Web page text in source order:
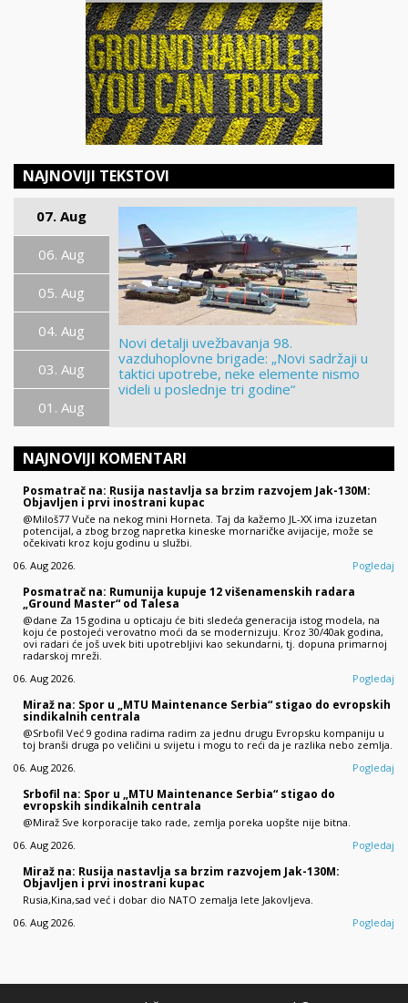
NAJNOVIJI TEKSTOVI
07. Aug
06. Aug
05. Aug
04. Aug
03. Aug
01. Aug
Novi detalji uvežbavanja 98.
vazduhoplovne brigade: „Novi sadržaji u
taktici upotrebe, neke elemente nismo
videli u poslednje tri godine“
NAJNOVIJI KOMENTARI
Posmatrač na: Rusija nastavlja sa brzim razvojem Jak-130M:
Objavljen i prvi inostrani kupac
@Miloš77 Vuče na nekog mini Horneta. Taj da kažemo JL-XX ima izuzetan
potencijal, a zbog brzog napretka kineske mornaričke avijacije, može se
očekivati kroz koju godinu u službi.
06. Aug 2026.
Pogledaj
Posmatrač na: Rumunija kupuje 12 višenamenskih radara
„Ground Master“ od Talesa
@dane Za 15 godina u opticaju će biti sledeća generacija istog modela, na
koju će postojeći verovatno moći da se modernizuju. Kroz 30/40ak godina,
ovi radari će još uvek biti upotrebljivi kao sekundarni, tj. dopuna primarnoj
radarskoj mreži.
06. Aug 2026.
Pogledaj
Miraž na: Spor u „MTU Maintenance Serbia“ stigao do evropskih
sindikalnih centrala
@Srbofil Već 9 godina radima radim za jednu drugu Evropsku kompaniju u
toj branši druga po veličini u svijetu i mogu to reći da je razlika nebo zemlja.
06. Aug 2026.
Pogledaj
Srbofil na: Spor u „MTU Maintenance Serbia“ stigao do
evropskih sindikalnih centrala
@Miraž Sve korporacije tako rade, zemlja poreka uopšte nije bitna.
06. Aug 2026.
Pogledaj
Miraž na: Rusija nastavlja sa brzim razvojem Jak-130M:
Objavljen i prvi inostrani kupac
Rusia,Kina,sad već i dobar dio NATO zemalja lete Jakovljeva.
06. Aug 2026.
Pogledaj